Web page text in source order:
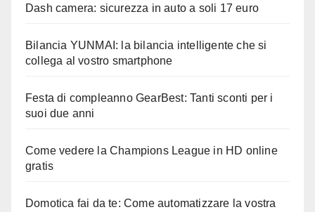
Dash camera: sicurezza in auto a soli 17 euro
Bilancia YUNMAI: la bilancia intelligente che si
collega al vostro smartphone
Festa di compleanno GearBest: Tanti sconti per i
suoi due anni
Come vedere la Champions League in HD online
gratis
Domotica fai da te: Come automatizzare la vostra